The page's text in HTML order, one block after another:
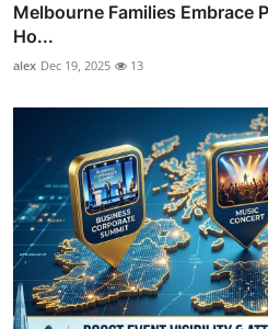
Melbourne Families Embrace
Ho...
alex Dec 19, 2025 13